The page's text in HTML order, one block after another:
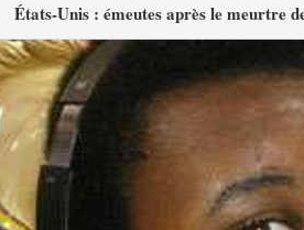
États-Unis : émeutes après le meurtre